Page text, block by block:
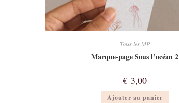
Tous les MP
Marque-page Sous l’océan 2
€3,00
Ajouter au panier